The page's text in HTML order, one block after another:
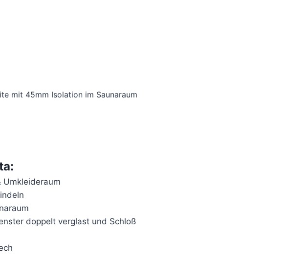
mit 45mm Isolation im Saunaraum
Umkleideraum
doppelt verglast und Schloß